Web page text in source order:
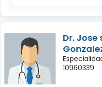
Dr.
10960339